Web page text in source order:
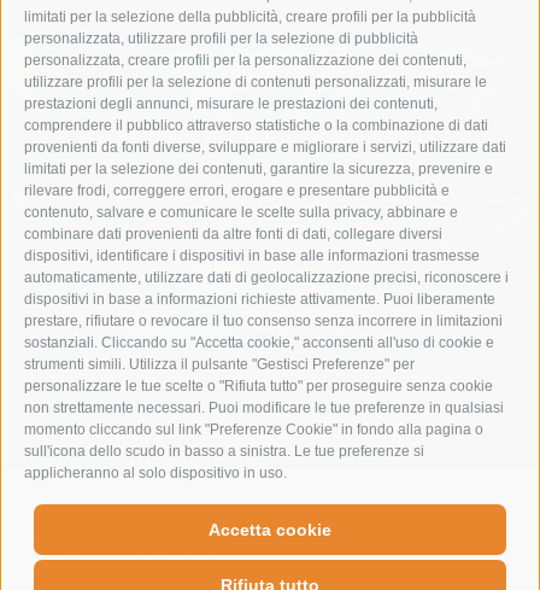
limitati per la selezione della pubblicità, creare profili per la pubblicità
personalizzata, utilizzare profili per la selezione di pubblicità
personalizzata, creare profili per la personalizzazione dei contenuti,
utilizzare profili per la selezione di contenuti personalizzati, misurare le
prestazioni degli annunci, misurare le prestazioni dei contenuti,
comprendere il pubblico attraverso statistiche o la combinazione di dati
provenienti da fonti diverse, sviluppare e migliorare i servizi, utilizzare dati
limitati per la selezione dei contenuti, garantire la sicurezza, prevenire e
rilevare frodi, correggere errori, erogare e presentare pubblicità e
contenuto, salvare e comunicare le scelte sulla privacy, abbinare e
combinare dati provenienti da altre fonti di dati, collegare diversi
dispositivi, identificare i dispositivi in base alle informazioni trasmesse
automaticamente, utilizzare dati di geolocalizzazione precisi, riconoscere i
dispositivi in base a informazioni richieste attivamente. Puoi liberamente
prestare, rifiutare o revocare il tuo consenso senza incorrere in limitazioni
sostanziali. Cliccando su "Accetta cookie," acconsenti all'uso di cookie e
strumenti simili. Utilizza il pulsante "Gestisci Preferenze" per
personalizzare le tue scelte o "Rifiuta tutto" per proseguire senza cookie
non strettamente necessari. Puoi modificare le tue preferenze in qualsiasi
momento cliccando sul link "Preferenze Cookie" in fondo alla pagina o
sull'icona dello scudo in basso a sinistra. Le tue preferenze si
applicheranno al solo dispositivo in uso.
Accetta cookie
Rifiuta tutto
IMMERGITI NELLA NATURA
VACANZE ESTIVE
Prato Piazza 60 - I-39030 Braies
F+39 0474 749071 - hotel@hohegaisl.com